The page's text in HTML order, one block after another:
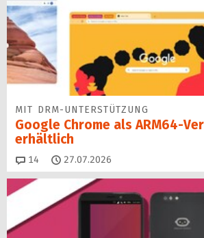
MIT DRM-UNTERSTÜTZUNG
Google Chrome als ARM64-
erhältlich
14 Kommentare
27.07.2026